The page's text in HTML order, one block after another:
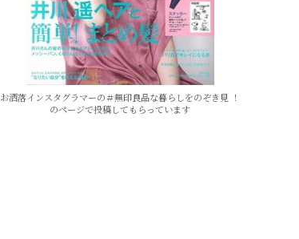
お洒落インスタグラマーの＃無印良品な暮らしをのぞき見 ！
のページで投稿してもらっています